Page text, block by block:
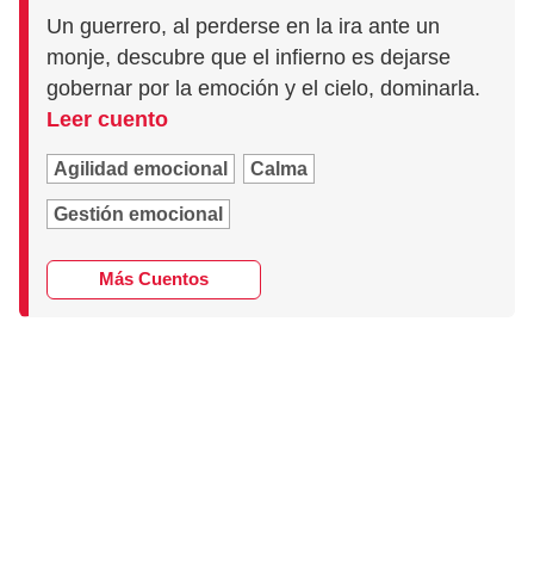
Un guerrero, al perderse en la ira ante un
monje, descubre que el infierno es dejarse
gobernar por la emoción y el cielo, dominarla.
Leer cuento
Agilidad emocional Calma
Gestión emocional
Más Cuentos